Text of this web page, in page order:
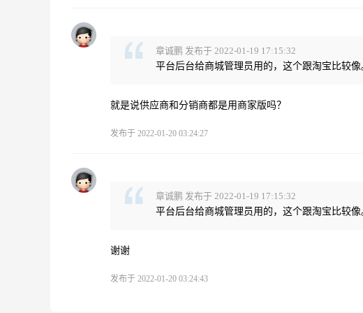
章诚鹏 发布于 2022-01-19 17:15:32
平台后台给商城管理员用的，这个跟淘宝比较
就是说供应商和分销商都是用商家版吗？
发布于 2022-01-20 03:24:27
章诚鹏 发布于 2022-01-19 17:15:32
平台后台给商城管理员用的，这个跟淘宝比较
谢谢
发布于 2022-01-20 03:24:43